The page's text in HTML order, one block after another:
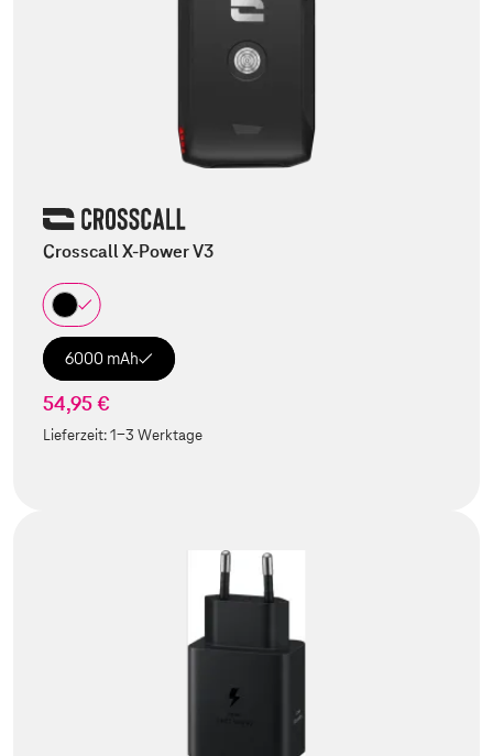
Crosscall X-Power V3
6000 mAh
54,95 €
Lieferzeit:1-3 Werktage